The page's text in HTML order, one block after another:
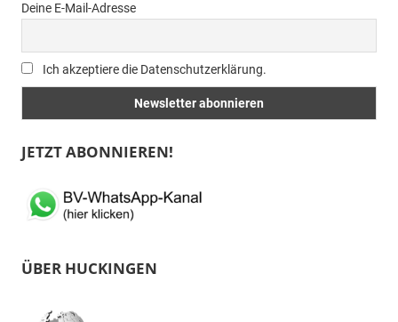
Deine E-Mail-Adresse
Ich akzeptiere die Datenschutzerklärung.
JETZT ABONNIEREN!
ÜBER HUCKINGEN